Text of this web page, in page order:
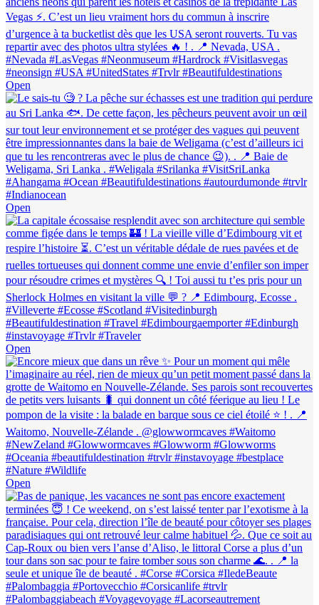
Open
Open
Open
Open